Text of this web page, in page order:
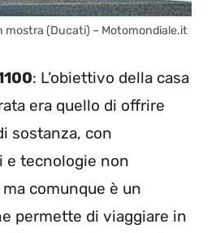
mostra (Ducati) – Motomondiale.it
: L’obiettivo della casa
era quello di offrire
sostanza, con
e tecnologie non
comunque è un
permette di viaggiare in